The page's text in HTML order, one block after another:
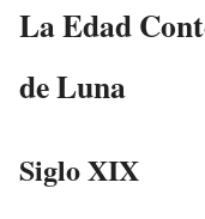
La Edad
de Luna
Siglo XIX